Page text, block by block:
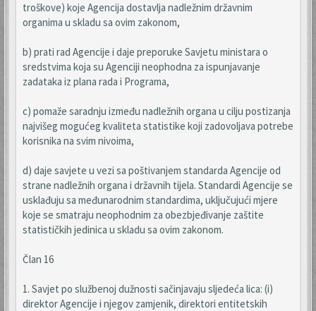
troškove) koje Agencija dostavlja nadležnim državnim
organima u skladu sa ovim zakonom,
b) prati rad Agencije i daje preporuke Savjetu ministara o
sredstvima koja su Agenciji neophodna za ispunjavanje
zadataka iz plana rada i Programa,
c) pomaže saradnju između nadležnih organa u cilju postizanja
najvišeg mogućeg kvaliteta statistike koji zadovoljava potrebe
korisnika na svim nivoima,
d) daje savjete u vezi sa poštivanjem standarda Agencije od
strane nadležnih organa i državnih tijela. Standardi Agencije se
usklađuju sa međunarodnim standardima, uključujući mjere
koje se smatraju neophodnim za obezbjeđivanje zaštite
statističkih jedinica u skladu sa ovim zakonom.
Član 16
1. Savjet po službenoj dužnosti sačinjavaju sljedeća lica: (i)
direktor Agencije i njegov zamjenik, direktori entitetskih